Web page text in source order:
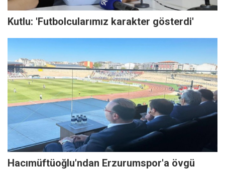
Kutlu: 'Futbolcularımız karakter gösterdi'
Hacımüftüoğlu'ndan Erzurumspor'a övgü